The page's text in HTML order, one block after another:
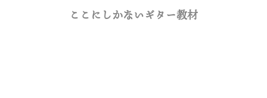
ここにしかないギター教材